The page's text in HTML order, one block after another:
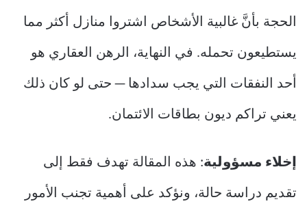
الحجة بأنَّ غالبية الأشخاص اشتروا منازل أكثر مما
يستطيعون تحمله. في النهاية، الرهن العقاري هو
أحد النفقات التي يجب سدادها — حتى لو كان ذلك
يعني تراكم ديون بطاقات الائتمان.
إخلاء مسؤولية: هذه المقالة تهدف فقط إلى
تقديم دراسة حالة، ونؤكد على أهمية تجنب الأمور